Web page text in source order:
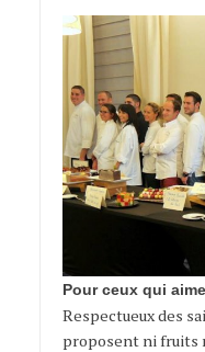
Pour ceux qui
Respectueux des
proposent ni fruits